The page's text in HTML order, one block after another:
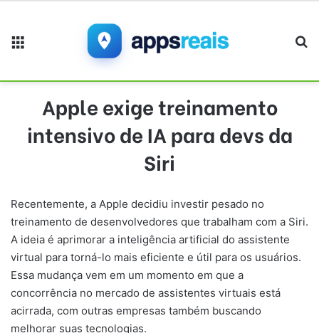
Apple exige treinamento
intensivo de IA para devs da
Siri
Recentemente, a Apple decidiu investir pesado no
treinamento de desenvolvedores que trabalham com a Siri.
A ideia é aprimorar a inteligência artificial do assistente
virtual para torná-lo mais eficiente e útil para os usuários.
Essa mudança vem em um momento em que a
concorrência no mercado de assistentes virtuais está
acirrada, com outras empresas também buscando
melhorar suas tecnologias.